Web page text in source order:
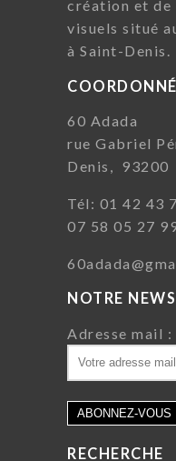
création et de
visuels situé
à Saint-Denis.
60
rue
Denis, 93200
Tél: 01
07 58 05 27
NOTRE
Adresse mail :
RECHERCHE